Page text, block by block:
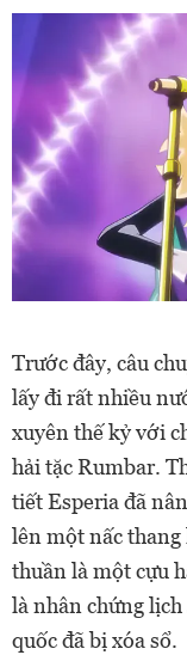
Trước đây, câu
lấy đi rất nhiều
xuyên thế kỷ với
hải tặc Rumbar.
tiết Esperia đã
lên một nấc
thuần là một cựu
là nhân chứng
quốc đã bị xóa sổ.